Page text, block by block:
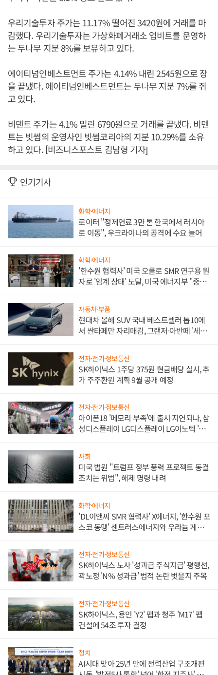
우리기술투자 주가는 11.17% 떨어진 3420원에 거래를 마
감했다. 우리기술투자는 가상화폐거래소 업비트를 운영하
는 두나무 지분 8%를 보유하고 있다.
에이티넘인베스트먼트 주가는 4.14% 내린 2545원으로 장
을 끝냈다. 에이티넘인베스트먼트는 두나무 지분 7%를 쥐
고 있다.
비덴트 주가는 4.1% 밀린 6790원으로 거래를 끝냈다. 비덴
트는 빗썸의 운영사인 빗썸코리아의 지분 10.29%를 소유
하고 있다. [비즈니스포스트 김남형 기자]
인기기사
화학·에너지
로이터 "정제연료 3만 톤 한국에서 러시아
로 이동", 우크라이나의 공격에 수요 늘어
화학·에너지
'한수원 협력사' 미국 오클로 SMR 연구용 원
자로 '임계 상태' 도달, 미국 에너지부 "중요
자동차·부품
현대차 올해 SUV 국내 베스트셀러 톱10에
서 싼타페만 자리매김, 그랜저·아반떼 '세단
전자·전기·정보통신
SK하이닉스 1주당 375원 현금배당 실시, 추
가 주주환원 계획 9월 공개 예정
전자·전기·정보통신
아이폰18 '메모리 부족'에 출시 지연되나, 삼
성디스플레이 LG디스플레이 LG이노텍 '탈
사회
미국 법원 "트럼프 정부 풍력 프로젝트 동결
조치는 위법", 해제 명령 내려
화학·에너지
'DL이앤씨 SMR 협력사' X에너지, '한수원 포
스코 동맹' 센트러스에너지와 우라늄 계약
전자·전기·정보통신
SK하이닉스 노사 '성과급 주식지급' 평행선,
곽노정 'N% 성과급' 법적 논란 벗을지 주목
전자·전기·정보통신
SK하이닉스, 용인 'Y2' 팹과 청주 'M17' 팹
건설에 54조 투자 결정
정치
AI시대 맞아 25년 만에 전력산업 구조개편